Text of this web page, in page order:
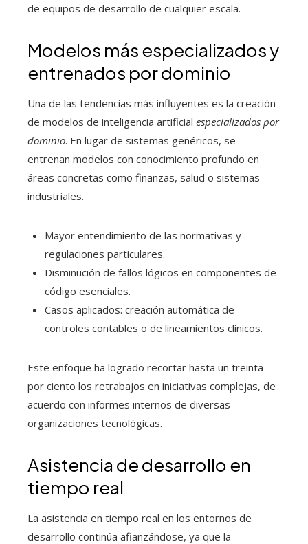
de equipos de desarrollo de cualquier escala.
Modelos más especializados y
entrenados por dominio
Una de las tendencias más influyentes es la creación
de modelos de inteligencia artificial especializados por
dominio. En lugar de sistemas genéricos, se
entrenan modelos con conocimiento profundo en
áreas concretas como finanzas, salud o sistemas
industriales.
Mayor entendimiento de las normativas y
regulaciones particulares.
Disminución de fallos lógicos en componentes de
código esenciales.
Casos aplicados: creación automática de
controles contables o de lineamientos clínicos.
Este enfoque ha logrado recortar hasta un treinta
por ciento los retrabajos en iniciativas complejas, de
acuerdo con informes internos de diversas
organizaciones tecnológicas.
Asistencia de desarrollo en
tiempo real
La asistencia en tiempo real en los entornos de
desarrollo continúa afianzándose, ya que la